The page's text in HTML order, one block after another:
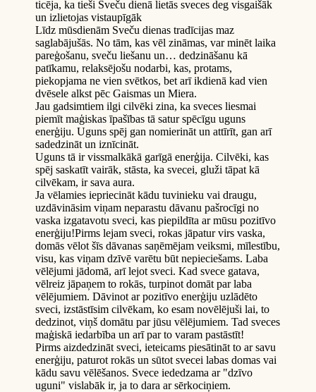
ticēja, ka tieši Sveču dienā lietās sveces deg visgaišāk
un izlietojas vistaupīgāk
Līdz mūsdienām Sveču dienas tradīcijas maz
saglabājušās. No tām, kas vēl zināmas, var minēt laika
pareģošanu, sveču liešanu un… dedzināšanu kā
patīkamu, relaksējošu nodarbi, kas, protams,
piekopjama ne vien svētkos, bet arī ikdienā kad vien
dvēsele alkst pēc Gaismas un Miera.
Jau gadsimtiem ilgi cilvēki zina, ka sveces liesmai
piemīt maģiskas īpašības tā satur spēcīgu uguns
enerģiju. Uguns spēj gan nomierināt un attīrīt, gan arī
sadedzināt un iznīcināt.
Uguns tā ir vissmalkākā garīgā enerģija. Cilvēki, kas
spēj saskatīt vairāk, stāsta, ka svecei, gluži tāpat kā
cilvēkam, ir sava aura.
Ja vēlamies iepriecināt kādu tuvinieku vai draugu,
uzdāvināsim viņam neparastu dāvanu pašrocīgi no
vaska izgatavotu sveci, kas piepildīta ar mūsu pozitīvo
enerģiju!Pirms lejam sveci, rokas jāpatur virs vaska,
domās vēlot šīs dāvanas saņēmējam veiksmi, mīlestību,
visu, kas viņam dzīvē varētu būt nepieciešams. Laba
vēlējumi jādomā, arī lejot sveci. Kad svece gatava,
vēlreiz jāpaņem to rokās, turpinot domāt par laba
vēlējumiem. Dāvinot ar pozitīvo enerģiju uzlādēto
sveci, izstāstīsim cilvēkam, ko esam novēlējuši lai, to
dedzinot, viņš domātu par jūsu vēlējumiem. Tad sveces
maģiskā iedarbība un arī par to varam pastāstīt!
Pirms aizdedzināt sveci, ieteicams piesātināt to ar savu
enerģiju, paturot rokās un sūtot svecei labas domas vai
kādu savu vēlēšanos. Svece iededzama ar "dzīvo
uguni" vislabāk ir, ja to dara ar sērkociņiem.